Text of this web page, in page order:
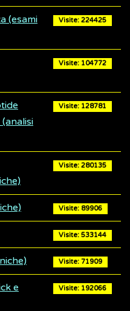
(esami
Visite: 224425
Visite: 104772
Visite: 128781
Visite: 280135
Visite: 89906
Visite: 533144
Visite: 71909
e
Visite: 192066